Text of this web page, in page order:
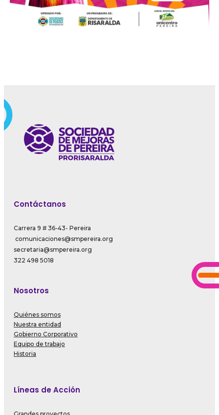
Contáctanos
Carrera 9 # 36-43- Pereira
comunicaciones@smpereira.org
secretaria@smpereira.org
322 498 5018
Nosotros
Quiénes somos
Nuestra entidad
Gobierno Corporativo
Equipo de trabajo
Historia
Líneas de Acción